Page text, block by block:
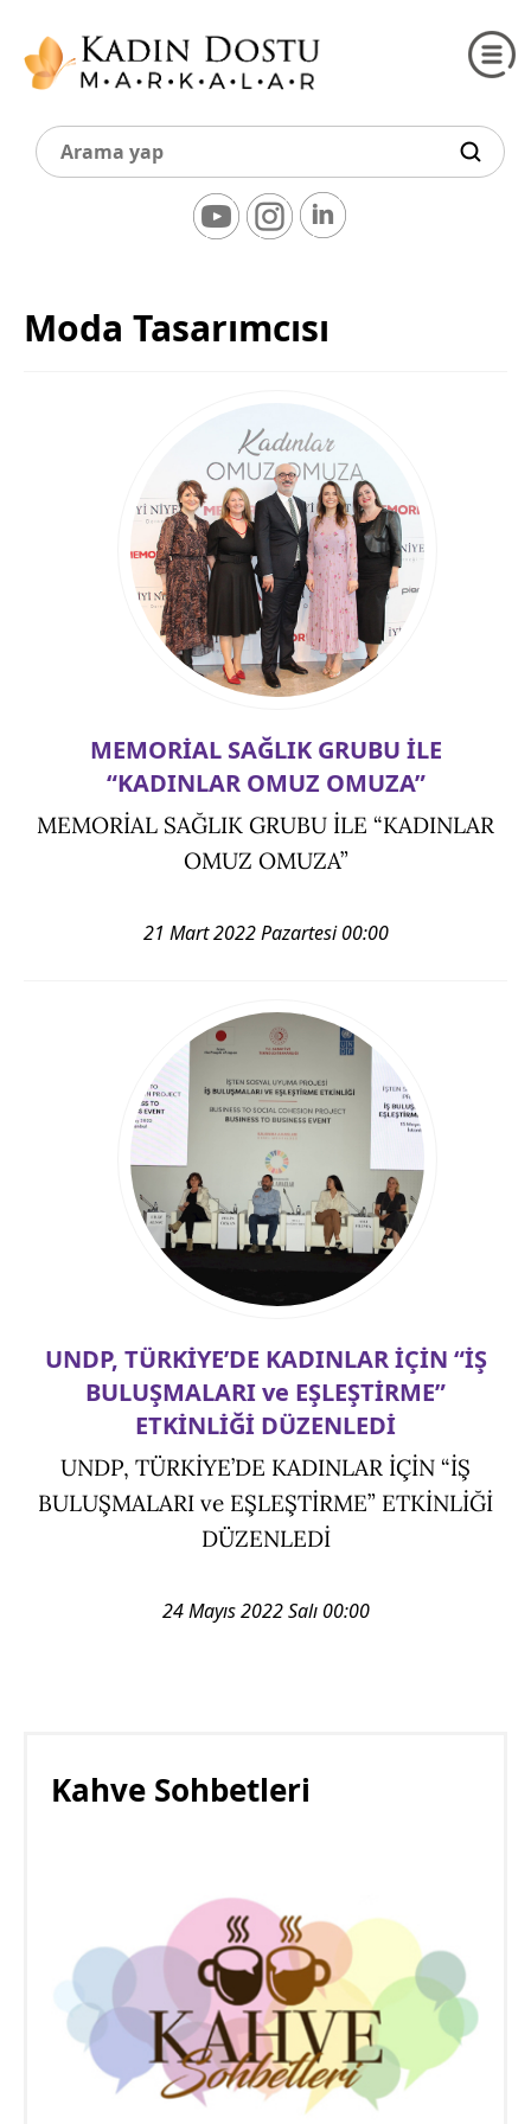
Moda Tasarımcısı
MEMORİAL SAĞLIK GRUBU İLE
“KADINLAR OMUZ OMUZA”
MEMORİAL SAĞLIK GRUBU İLE “KADINLAR
OMUZ OMUZA”
21 Mart 2022 Pazartesi 00:00
UNDP, TÜRKİYE’DE KADINLAR İÇİN “İŞ
BULUŞMALARI ve EŞLEŞTİRME”
ETKİNLİĞİ DÜZENLEDİ
UNDP, TÜRKİYE’DE KADINLAR İÇİN “İŞ
BULUŞMALARI ve EŞLEŞTİRME” ETKİNLİĞİ
DÜZENLEDİ
24 Mayıs 2022 Salı 00:00
Kahve Sohbetleri